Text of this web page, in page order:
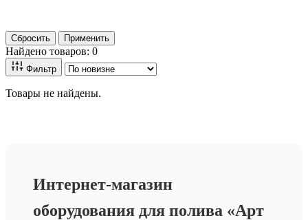
Сбросить
Применить
Найдено товаров: 0
Фильтр
Товары не найдены.
Интернет-магазин
оборудования для полива «Арт